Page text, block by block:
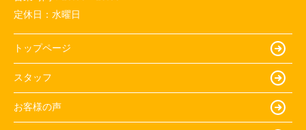
定休日： 水曜日
トップページ
スタッフ
お客様の声